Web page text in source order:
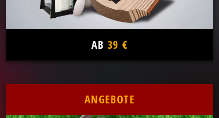
AB 39 €
ANGEBOTE